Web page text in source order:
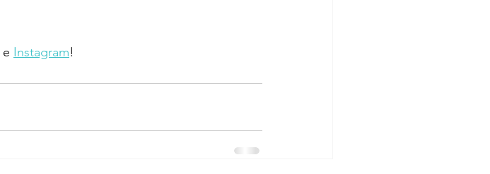
e Instagram!